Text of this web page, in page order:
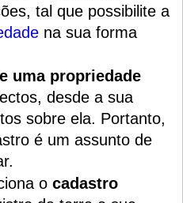
tal que possibilite a
na sua forma
uma propriedade
desde a sua
sobre ela. Portanto,
é um assunto de
o cadastro